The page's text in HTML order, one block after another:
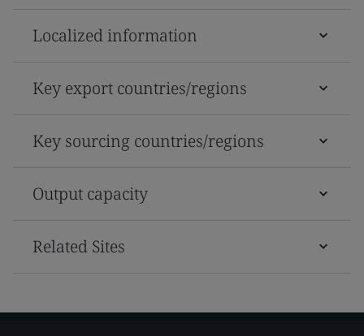
Localized information
Key export countries/regions
Key sourcing countries/regions
Output capacity
Related Sites